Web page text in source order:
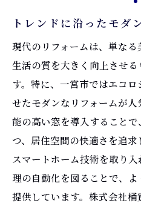
トレンドに沿ったモダ
現代のリフォームは、単なる
生活の質を大きく向上させ
す。特に、一宮市ではエコ
せたモダンなリフォームが
能の高い窓を導入すること
つ、居住空間の快適さを追
スマートホーム技術を取り
理の自動化を図ることで、
提供しています。株式会社